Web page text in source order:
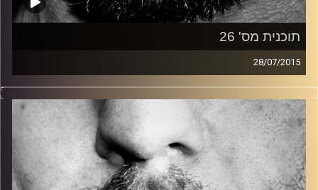
תוכנית מס' 26
28/07/2015
זיפים, מוזיקה מחוספסת של הופעות חיות. הרבה ג'אם, רוק,
בלוז, bluegrass, ג'אז, Fאנק, פרוגרסיב ואפילו אלקטרוניקה.
כל מה שחי, אמיתי ונושם.
עם שמוליק רגב.
קרדיט תמונות: David Goehring